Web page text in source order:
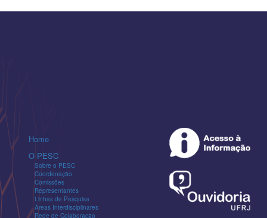
Home
O PESC
Sobre o PESC
Coordenação
Comissões
Representantes
Linhas de Pesquisa
Áreas Interdisciplinares
Rede de Colaboração